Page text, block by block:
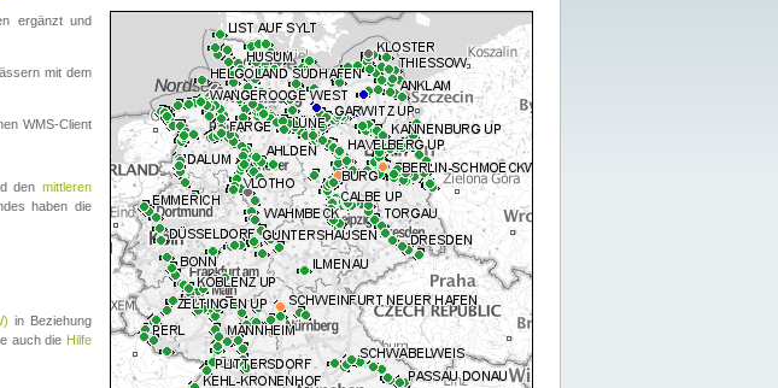
ergänzt und
mit dem
WMS-Client
denmittleren
haben die
in Beziehung
auch die Hilfe